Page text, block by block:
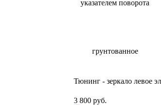
Тюнинг - зеркало левое
3 800 руб.